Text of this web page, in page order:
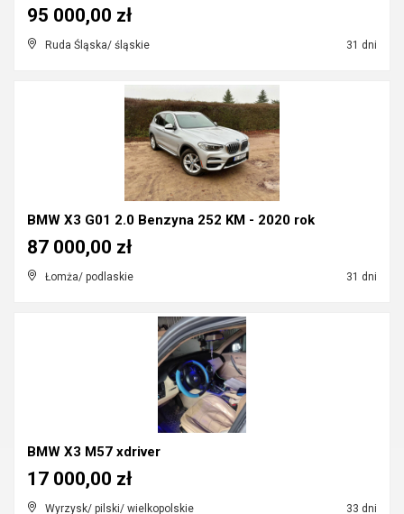
Ruda Śląska/ śląskie 31 dni
95 000,00 zł
BMW X3 G01 2.0 Benzyna 252 KM - 2020 rok
Łomża/ podlaskie 31 dni
87 000,00 zł
BMW X3 M57 xdriver
Wyrzysk/ pilski/ wielkopolskie 33 dni
17 000,00 zł